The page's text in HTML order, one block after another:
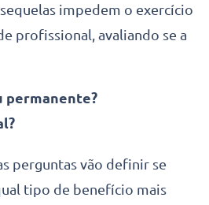
impedem o exercício
profissional, avaliando se a
permanente?
perguntas vão definir se
tipo de benefício mais